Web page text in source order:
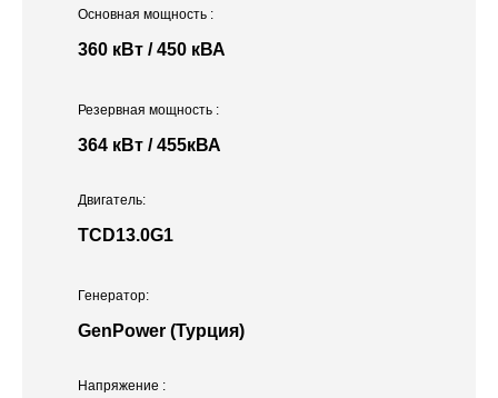
Основная мощность :
360 кВт / 450 кВА
Двигатель:
TCD13.0G1
Напряжение :
Резервная мощность :
364 кВт / 455кВА
Генератор:
GenPower (Турция)